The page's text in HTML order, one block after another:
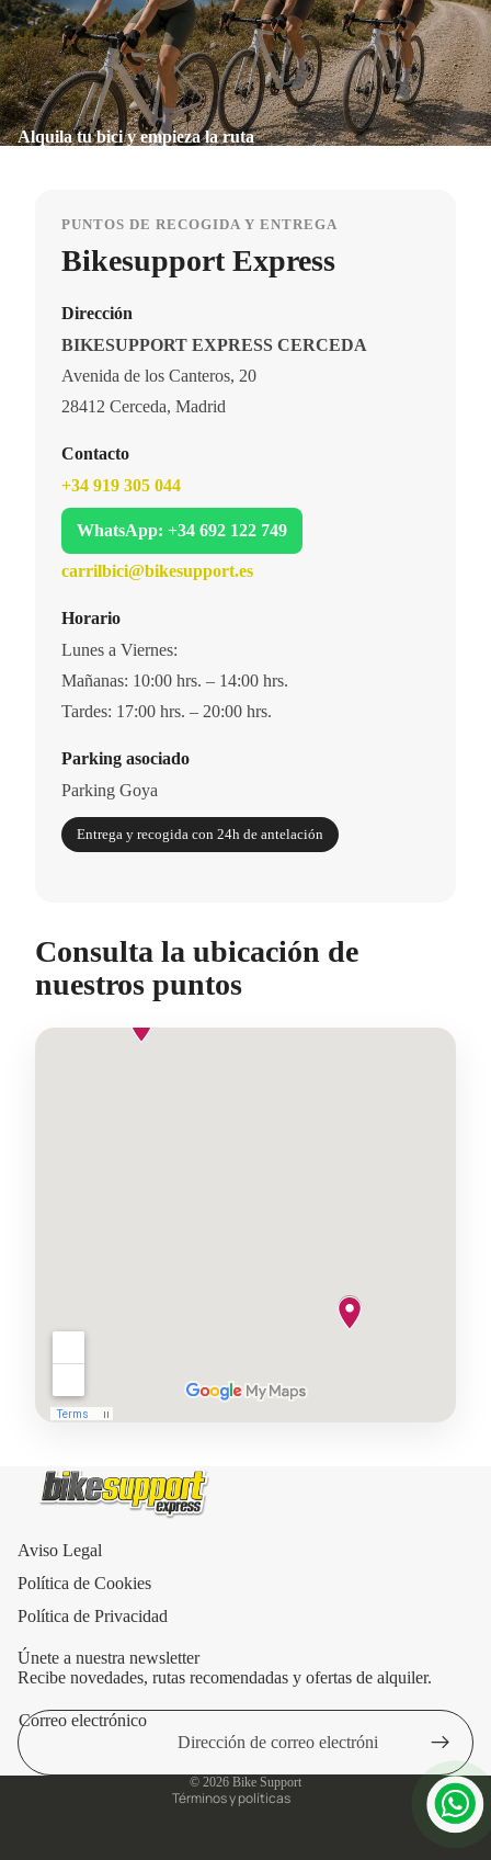
Alquila tu bici y empieza la ruta
PUNTOS DE RECOGIDA Y ENTREGA
Bikesupport Express
Dirección
BIKESUPPORT EXPRESS CERCEDA
Avenida de los Canteros, 20
28412 Cerceda, Madrid
Contacto
+34 919 305 044
WhatsApp: +34 692 122 749
carrilbici@bikesupport.es
Horario
Lunes a Viernes:
Mañanas: 10:00 hrs. – 14:00 hrs.
Tardes: 17:00 hrs. – 20:00 hrs.
Parking asociado
Parking Goya
Entrega y recogida con 24h de antelación
Consulta la ubicación de
nuestros puntos
Aviso Legal
Política de Cookies
Política de Privacidad
Únete a nuestra newsletter
Recibe novedades, rutas recomendadas y ofertas de alquiler.
Correo electrónico
© 2026 Bike Support
Términos y políticas
Política de privacidad